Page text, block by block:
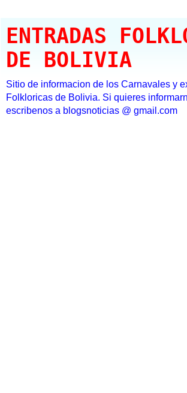
ENTRADAS
DE BOLIVIA
Sitio de informacion de los Carnavales y
Folkloricas de Bolivia. Si quieres
escribenos a blogsnoticias @ gmail.com